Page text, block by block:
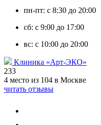
пн-пт: с 8:30 до 20:00
сб: с 9:00 до 17:00
вс: с 10:00 до 20:00
Клиника «Арт-ЭКО»
233
4 место из 104 в Москве
читать отзывы